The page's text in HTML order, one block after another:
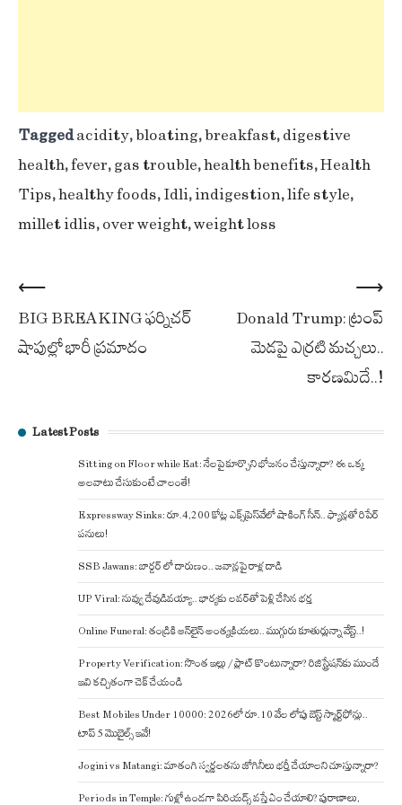
Taggedacidity,bloating,breakfast,digestive
health,fever,gas trouble,health benefits,Health
Tips,healthy foods,Idli,indigestion,life style,
millet idlis,over weight,weight loss
Post
navigation
⟵
BIG BREAKING ఫర్నిచర్
షాపుల్లో భారీ ప్రమాదం
Donald Trump: ట్రంప్
మెడపై ఎర్రటి మచ్చలు..
కారణమిదే..!
⟶
Latest Posts
Sitting on Floor while Eat: నేలపై కూర్చొని భోజనం చేస్తున్నారా? ఈ ఒక్క
అలవాటు చేసుకుంటే చాలంతే!
Expressway Sinks: రూ.4,200 కోట్ల ఎక్స్‌ప్రెస్‌వేలో షాకింగ్ సీన్.. ఫ్యాన్లతో రిపేర్
పనులు!
SSB Jawans: బార్డర్ లో దారుణం.. జవాన్లపై రాళ్ల దాడి
UP Viral: నువ్వు దేవుడివయ్యా.. భార్యకు లవర్‌తో పెళ్లి చేసిన భర్త
Online Funeral: తండ్రికి ఆన్‌లైన్ అంత్యక్రియలు.. ముగ్గురు కూతుర్లున్నా వేస్ట్..!
Property Verification: సొంత ఇల్లు / ప్లాట్ కొంటున్నారా? రిజిస్ట్రేషన్‌కు ముందే
ఇవి కచ్చితంగా చెక్ చేయండి
Best Mobiles Under 10000: 2026లో రూ.10 వేల లోపు బెస్ట్ స్మార్ట్‌ఫోన్లు..
టాప్ 5 మొబైల్స్ ఇవే!
Jogini vs Matangi: మాతంగి స్వర్ణలతను జోగినీలు భర్తీ చేయాలని చూస్తున్నారా?
Periods in Temple: గుళ్లో ఉండగా పిరియడ్స్ వస్తే ఏం చేయాలి? పురాణాలు,